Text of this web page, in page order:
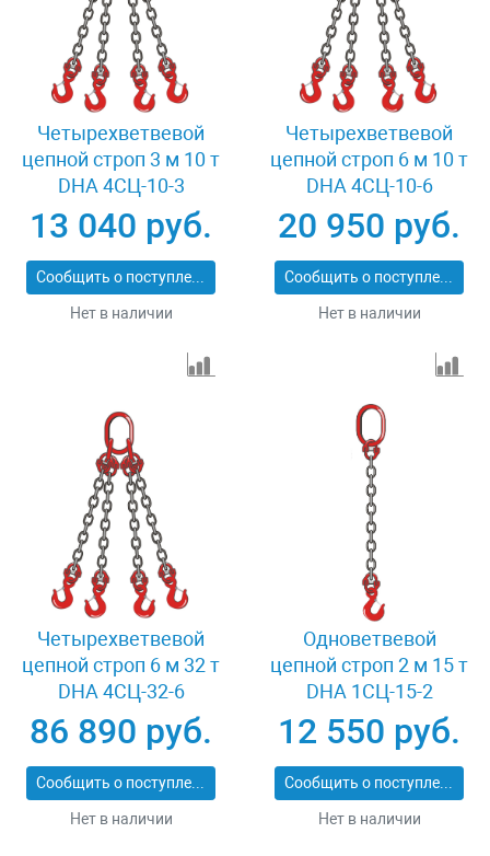
Четырехветвевой
цепной строп 3 м 10 т
DHA 4СЦ-10-3
13 040 руб.
Сообщить о поступлении
Нет в наличии
Четырехветвевой
цепной строп 6 м 10 т
DHA 4СЦ-10-6
20 950 руб.
Сообщить о поступлении
Нет в наличии
Четырехветвевой
цепной строп 6 м 32 т
DHA 4СЦ-32-6
86 890 руб.
Сообщить о поступлении
Нет в наличии
Одноветвевой
цепной строп 2 м 15 т
DHA 1СЦ-15-2
12 550 руб.
Сообщить о поступлении
Нет в наличии